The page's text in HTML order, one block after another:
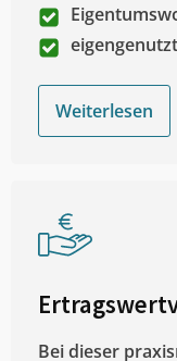
Weiterlesen
Bei dieser